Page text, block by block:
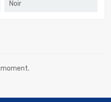
Noir
moment.